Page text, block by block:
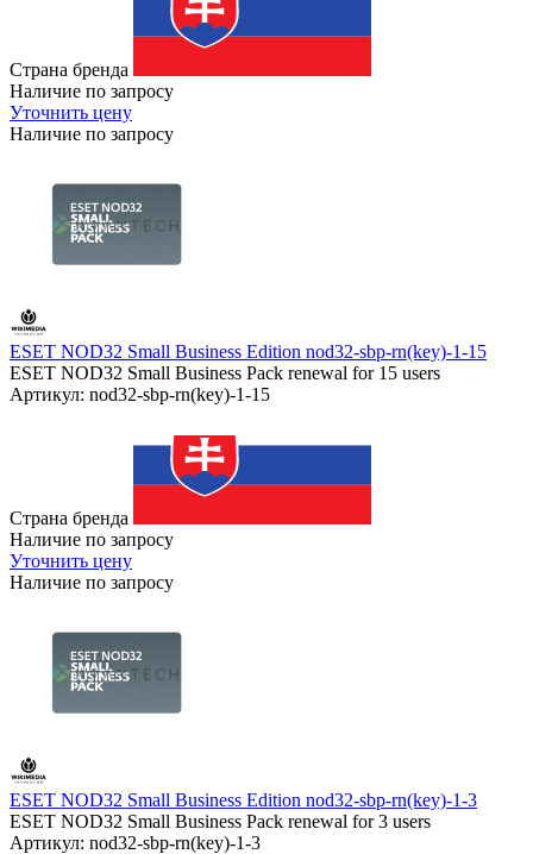
Страна бренда
Наличие по запросу
Уточнить цену
Наличие по запросу
ESET NOD32 Small Business Edition nod32-sbp-rn(key)-1-15
ESET NOD32 Small Business Pack renewal for 15 users
Артикул: nod32-sbp-rn(key)-1-15
Страна бренда
Наличие по запросу
Уточнить цену
Наличие по запросу
ESET NOD32 Small Business Edition nod32-sbp-rn(key)-1-3
ESET NOD32 Small Business Pack renewal for 3 users
Артикул: nod32-sbp-rn(key)-1-3